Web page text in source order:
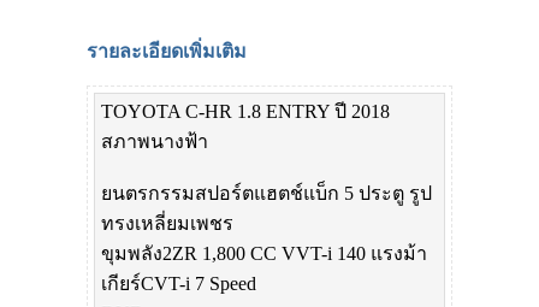
รายละเอียดเพิ่มเติม
TOYOTA C-HR 1.8 ENTRY ปี 2018
สภาพนางฟ้า
ยนตรกรรมสปอร์ตแฮตช์แบ็ก 5 ประตู รูป
ทรงเหลี่ยมเพชร
ขุมพลัง2ZR 1,800 CC VVT-i 140 แรงม้า
เกียร์CVT-i 7 Speed